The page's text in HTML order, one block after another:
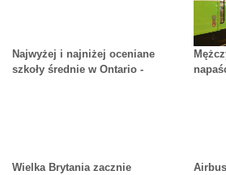
Najwyżej i najniżej oceniane
szkoły średnie w Ontario -
Wielka Brytania zacznie